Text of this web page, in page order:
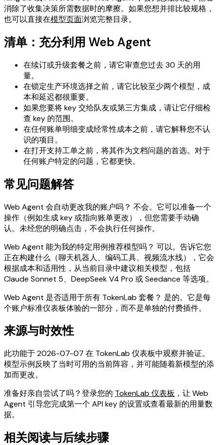
消除了收集决策所需数据时的摩擦。如果您想并排比较规格，
也可以直接在模型页面浏览完整目录。
清单：充分利用 Web Agent
在续订或升级套餐之前，请它审查您过去 30 天的用
量。
在锁定生产环境选择之前，请它比较至少两个模型，成
本和延迟都很重要。
如果您要将 key 交给队友或第三方集成，请让它仔细检
查 key 的范围。
在任何账单明细变成经常性成本之前，请它解释您不认
识的项目。
在打开支持工单之前，将其作为文档问题的首选。对于
任何账户特定的问题，它都更快。
常见问题解答
Web Agent 会自动更改我的账户吗？ 不会。它可以准备一个
操作（例如生成 key 或指向账单更改），但您需要手动确
认。未经您的明确点击，不会执行任何操作。
Web Agent 能为我的特定用例推荐模型吗？ 可以。告诉它您
正在构建什么（聊天机器人、编码工具、视频流水线），它会
根据成本和适用性，从当前目录中建议相关模型，包括
Claude Sonnet 5、DeepSeek V4 Pro 或 Seedance 等选项。
Web Agent 是否适用于所有 TokenLab 套餐？ 是的。它是每
个账户标准仪表板体验的一部分，而不是单独的付费插件。
来源与时效性
此功能于 2026-07-07 在 TokenLab 仪表板中观察并验证。
模型示例反映了当时可用的当前阵容，并可能随着新模型的添
加而更改。
准备好亲自尝试了吗？登录您的 TokenLab 仪表板 ，让 Web
Agent 引导您完成第一个 API key 的设置或查看最新的用量数
据。
相关阅读与后续步骤